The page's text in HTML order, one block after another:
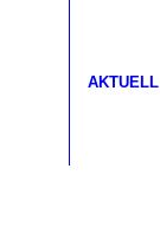
AKTUELL